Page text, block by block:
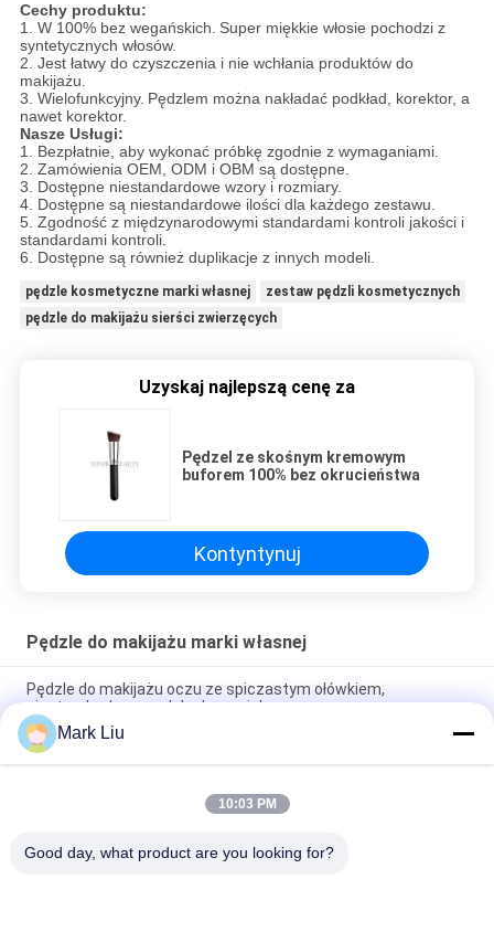
Cechy produktu:
1. W 100% bez wegańskich. Super miękkie włosie pochodzi z
syntetycznych włosów.
2. Jest łatwy do czyszczenia i nie wchłania produktów do
makijażu.
3. Wielofunkcyjny. Pędzlem można nakładać podkład, korektor, a
nawet korektor.
Nasze Usługi:
1. Bezpłatnie, aby wykonać próbkę zgodnie z wymaganiami.
2. Zamówienia OEM, ODM i OBM są dostępne.
3. Dostępne niestandardowe wzory i rozmiary.
4. Dostępne są niestandardowe ilości dla każdego zestawu.
5. Zgodność z międzynarodowymi standardami kontroli jakości i
standardami kontroli.
6. Dostępne są również duplikacje z innych modeli.
pędzle kosmetyczne marki własnej
zestaw pędzli kosmetycznych
pędzle do makijażu sierści zwierzęcych
Uzyskaj najlepszą cenę za
Pędzel ze skośnym kremowym
buforem 100% bez okrucieństwa
Kontyntynuj
Pędzle do makijażu marki własnej
Pędzle do makijażu oczu ze spiczastym ołówkiem,
niestandardowe pędzle do powiek
Ręcznie robione pędzle do makijażu z włókna syntetycznego
Big Duo Uniwersalne do podkładu / konturu
Small Highlight Fan Niestandardowe pędzle do makijażu marki
Mark Liu
10:03 PM
Good day, what product are you looking for?